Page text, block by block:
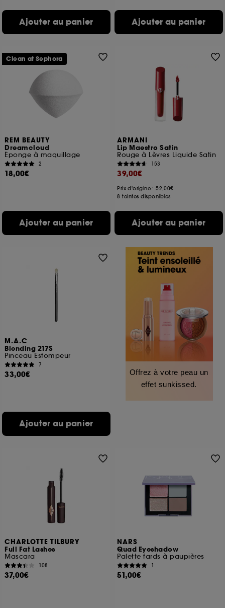
Ajouter au panier Ajouter au panier
REM BEAUTY
Dreamcloud
Éponge à maquillage
2
18,00€
Ajouter au panier
Clean at Sephora
ARMANI
Lip Maestro Satin
Rouge à Lèvres Liquide Satin
153
39,00€
Prix d'origine : 52,00€
8 teintes disponibles
Ajouter au panier
M.A.C
Blending 217S
Pinceau Estompeur
7
33,00€
Ajouter au panier
Offrez à votre peau un
effet sunkissed.
CHARLOTTE TILBURY
Full Fat Lashes
Mascara
108
37,00€
NARS
Quad Eyeshadow
Palette fards à paupières
1
51,00€